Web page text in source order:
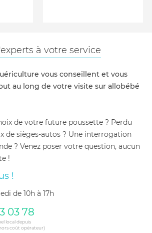
à votre service
vous conseillent et vous
au long de votre visite sur allobébé
de votre future poussette ? Perdu
de sièges-autos ? Une interrogation
? Venez poser votre question, aucun
!
!
de 10h à 17h
03 78
local depuis
coût opérateur)